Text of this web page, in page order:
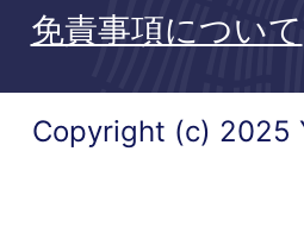
免責事項について
Copyright (c) 2025